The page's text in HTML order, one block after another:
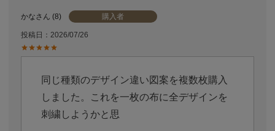
かな 8 購入者
投稿日 2026/07/26
同じ種類のデザイン違い図案を複数枚購入
しました。これを一枚の布に全デザインを
刺繍しようかと思